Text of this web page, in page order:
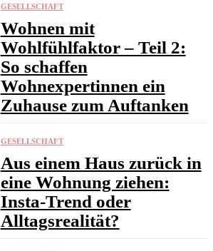
GESELLSCHAFT
Wohnen mit
Wohlfühlfaktor – Teil 2:
So schaffen
Wohnexpertinnen ein
Zuhause zum Auftanken
GESELLSCHAFT
Aus einem Haus zurück in
eine Wohnung ziehen:
Insta-Trend oder
Alltagsrealität?